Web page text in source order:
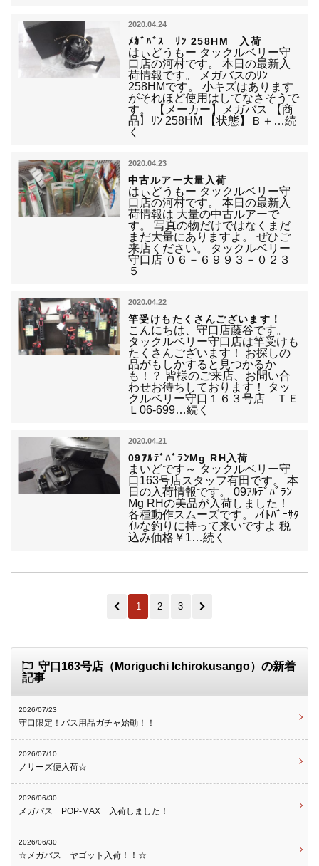
2020.04.24
ﾒｶﾞﾊﾞｽ ﾘﾝ 258HM 入荷
はぃどうもー タックルベリー守
口店の河村です。 本日の最新入
荷情報です。 メガバスのﾘﾝ
258HMです。 小キズはあります
がそれほど使用はしてなさそうで
す。 【メーカー】メガバス 【商
品】ﾘﾝ 258HM 【状態】Ｂ＋…続
く
2020.04.23
中古ルアー大量入荷
はぃどうもー タックルベリー守
口店の河村です。 本日の最新入
荷情報は 大量の中古ルアーで
す。 写真の物だけではなくまだ
まだ大量にありますよ。 ぜひご
来店ください。 タックルベリー
守口店 ０６－６９９３－０２３
５
2020.04.22
竿受けもたくさんございます！
こんにちは、守口店藤谷です。
タックルベリー守口店は竿受けも
たくさんございます！ お探しの
品がもしかすると見つかるか
も！？ 皆様のご来店、お問い合
わせお待ちしております！ タッ
クルベリー守口１６３号店 ＴＥ
Ｌ06-699…続く
2020.04.21
09ｱﾙﾃﾞﾊﾞﾗﾝMg RH入荷
まいどです～ タックルベリー守
口163号店スタッフ有田です。 本
日の入荷情報です。 09ｱﾙﾃﾞﾊﾞﾗﾝ
Mg RHの美品が入荷しました！
各種動作スムーズです。ﾗｲﾄﾊﾞｰｻﾀ
ｲﾙな釣りに持って来いですよ 税
込み価格￥1…続く
1 2 3
守口163号店（Moriguchi Ichirokusango）の新着
記事
2026/07/23
守口限定！バス用品ガチャ始動！！
2026/07/10
ノリーズ便入荷☆
2026/06/30
メガバス POP-MAX 入荷しました！
2026/06/30
☆メガバス ヤゴット入荷！！☆